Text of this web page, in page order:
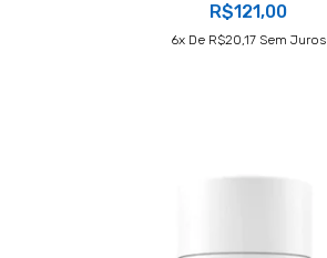
R$121,00
6X De R$20,17 Sem Juros